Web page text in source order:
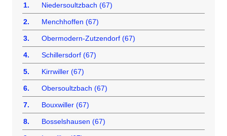
1. Niedersoultzbach (67)
2. Menchhoffen (67)
3. Obermodern-Zutzendorf (67)
4. Schillersdorf (67)
5. Kirrwiller (67)
6. Obersoultzbach (67)
7. Bouxwiller (67)
8. Bosselshausen (67)